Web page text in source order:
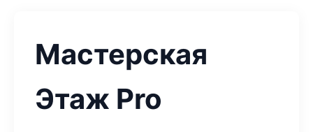
Мастерская
Этаж Pro